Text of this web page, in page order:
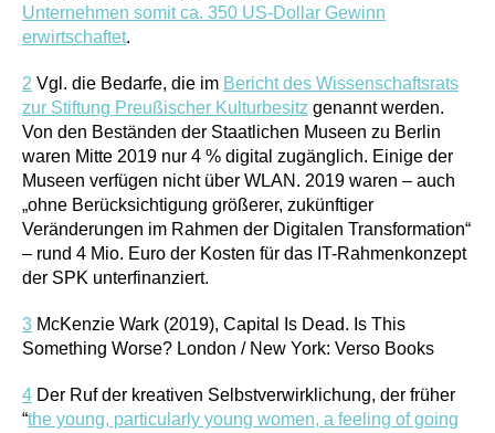
Unternehmen somit ca. 350 US-Dollar Gewinn
erwirtschaftet.
2 Vgl. die Bedarfe, die im Bericht des Wissenschaftsrats
zur Stiftung Preußischer Kulturbesitz genannt werden.
Von den Beständen der Staatlichen Museen zu Berlin
waren Mitte 2019 nur 4 % digital zugänglich. Einige der
Museen verfügen nicht über WLAN. 2019 waren – auch
„ohne Berücksichtigung größerer, zukünftiger
Veränderungen im Rahmen der Digitalen Transformation“
– rund 4 Mio. Euro der Kosten für das IT-Rahmenkonzept
der SPK unterfinanziert.
3 McKenzie Wark (2019), Capital Is Dead. Is This
Something Worse? London / New York: Verso Books
4 Der Ruf der kreativen Selbstverwirklichung, der früher
“the young, particularly young women, a feeling of going